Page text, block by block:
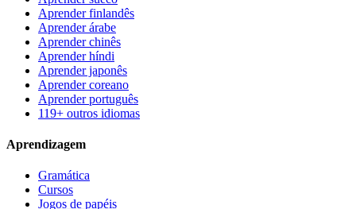
Aprender finlandês
Aprender árabe
Aprender chinês
Aprender híndi
Aprender japonês
Aprender coreano
Aprender português
119+ outros idiomas
Aprendizagem
Gramática
Cursos
Jogos de papéis